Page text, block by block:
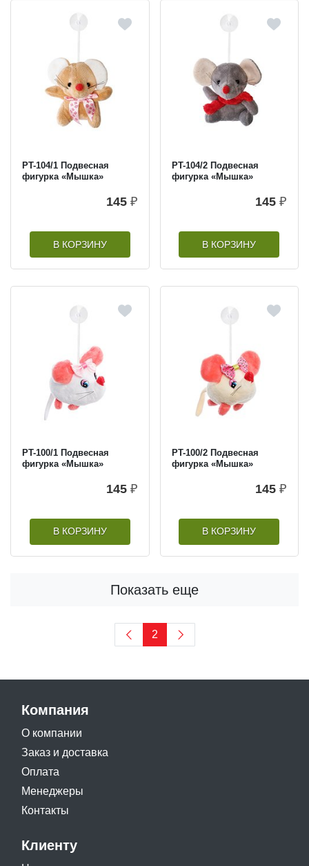
PT-104/1 Подвесная
фигурка «Мышка»
145 ₽
В КОРЗИНУ
PT-104/2 Подвесная
фигурка «Мышка»
145 ₽
В КОРЗИНУ
PT-100/1 Подвесная
фигурка «Мышка»
145 ₽
В КОРЗИНУ
PT-100/2 Подвесная
фигурка «Мышка»
145 ₽
В КОРЗИНУ
Показать еще
2
Компания
О компании
Заказ и доставка
Оплата
Менеджеры
Контакты
Клиенту